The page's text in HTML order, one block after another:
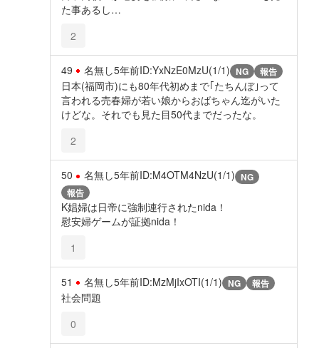
た事あるし…
2
49 名無し5年前ID:YxNzE0MzU(1/1) NG 報告
日本(福岡市)にも80年代初めまで｢たちんぼ｣って
言われる売春婦が若い娘からおばちゃん迄がいた
けどな。それでも見た目50代までだったな。
2
50 名無し5年前ID:M4OTM4NzU(1/1) NG
報告
K娼婦は日帝に強制連行されたnida！
慰安婦ゲームが証拠nida！
1
51 名無し5年前ID:MzMjIxOTI(1/1) NG 報告
社会問題
0